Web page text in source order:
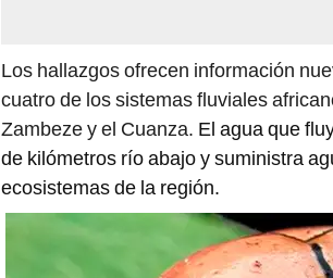
Los hallazgos ofrecen información
cuatro de los sistemas fluviales
Zambeze y el Cuanza. El agua que
de kilómetros río abajo y suministra
ecosistemas de la región.